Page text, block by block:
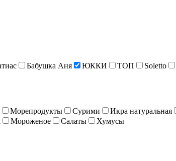
Бабушка Аня ЮККИ ТОП Soletto
Море­про­дукты Сурими Икра натуральная
Мороженое Салаты
Хумусы